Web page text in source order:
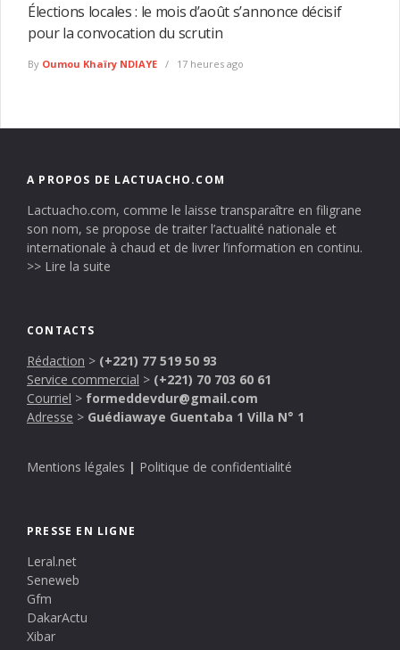
Élections locales : le mois d’août s’annonce décisif
pour la convocation du scrutin
By Oumou Khaïry NDIAYE 17 heures ago
A PROPOS DE LACTUACHO.COM
Lactuacho.com, comme le laisse transparaître en filigrane
son nom, se propose de traiter l’actualité nationale et
internationale à chaud et de livrer l’information en continu.
>> Lire la suite
CONTACTS
Rédaction > (+221) 77 519 50 93
Service commercial > (+221) 70 703 60 61
Courriel > formeddevdur@gmail.com
Adresse > Guédiawaye Guentaba 1 Villa N° 1
Mentions légales | Politique de confidentialité
PRESSE EN LIGNE
Leral.net
Seneweb
Gfm
DakarActu
Xibar